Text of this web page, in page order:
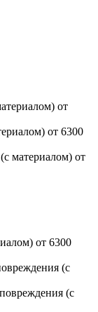
от
от 6300
материалом) от
от 6300
(с
(с